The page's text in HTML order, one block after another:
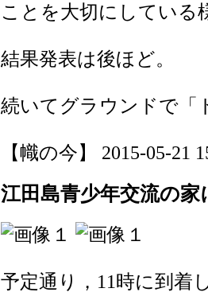
ことを大切にしている
結果発表は後ほど。
続いてグラウンドで「
【幟の今】 2015-05-21
江田島青少年交流の
予定通り，11時に到着